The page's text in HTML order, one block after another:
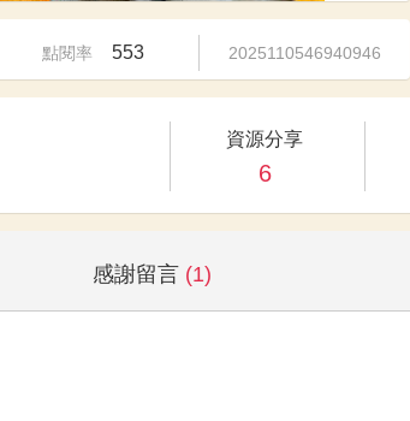
點閱率 553 2025110546940946
資源分享
6
感謝留言 (1)